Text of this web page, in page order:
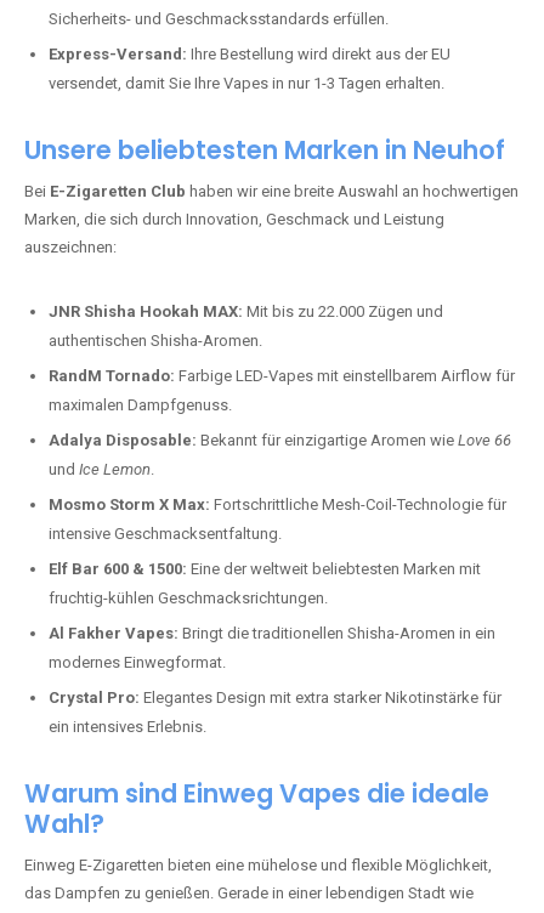
Sicherheits- und Geschmacksstandards erfüllen.
Express-Versand: Ihre Bestellung wird direkt aus der EU
versendet, damit Sie Ihre Vapes in nur 1-3 Tagen erhalten.
Unsere beliebtesten Marken in Neuhof
Bei E-Zigaretten Club haben wir eine breite Auswahl an hochwertigen
Marken, die sich durch Innovation, Geschmack und Leistung
auszeichnen:
JNR Shisha Hookah MAX: Mit bis zu 22.000 Zügen und
authentischen Shisha-Aromen.
RandM Tornado: Farbige LED-Vapes mit einstellbarem Airflow für
maximalen Dampfgenuss.
Adalya Disposable: Bekannt für einzigartige Aromen wie Love 66
und Ice Lemon.
Mosmo Storm X Max: Fortschrittliche Mesh-Coil-Technologie für
intensive Geschmacksentfaltung.
Elf Bar 600 & 1500: Eine der weltweit beliebtesten Marken mit
fruchtig-kühlen Geschmacksrichtungen.
Al Fakher Vapes: Bringt die traditionellen Shisha-Aromen in ein
modernes Einwegformat.
Crystal Pro: Elegantes Design mit extra starker Nikotinstärke für
ein intensives Erlebnis.
Warum sind Einweg Vapes die ideale
Wahl?
Einweg E-Zigaretten bieten eine mühelose und flexible Möglichkeit,
das Dampfen zu genießen. Gerade in einer lebendigen Stadt wie